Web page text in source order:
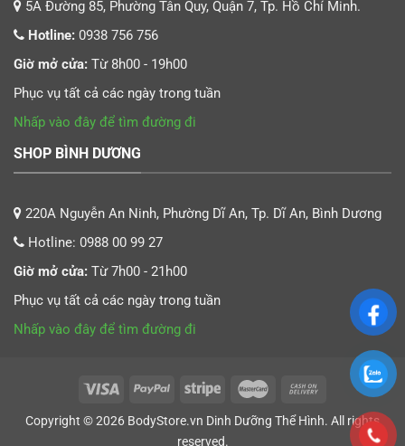
5A Đường 85, Phường Tân Quy, Quận 7, Tp. Hồ Chí Minh.
Hotline: 0938 756 756
Giờ mở cửa: Từ 8h00 - 19h00
Phục vụ tất cả các ngày trong tuần
Nhấp vào đây để tìm đường đi
SHOP BÌNH DƯƠNG
220A Nguyễn An Ninh, Phường Dĩ An, Tp. Dĩ An, Bình Dương
Hotline: 0988 00 99 27
Giờ mở cửa: Từ 7h00 - 21h00
Phục vụ tất cả các ngày trong tuần
Nhấp vào đây để tìm đường đi
Copyright © 2026 BodyStore.vn Dinh Dưỡng Thể Hình. All rights
reserved.